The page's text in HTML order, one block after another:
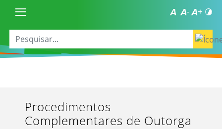
Procedimentos
Complementares de Outorga